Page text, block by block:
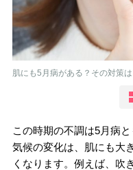
肌にも5月病がある？その対策は
この時期の不調は5月病
気候の変化は、肌にも大
くなります。例えば、吹